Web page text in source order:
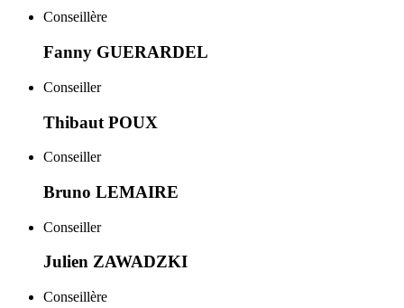
Conseillère
Fanny GUERARDEL
Conseiller
Thibaut POUX
Conseiller
Bruno LEMAIRE
Conseiller
Julien ZAWADZKI
Conseillère